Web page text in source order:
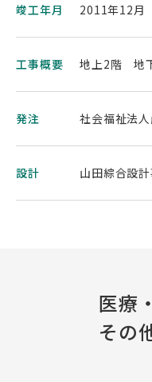
竣工年月 2011年12月
工事概要 地上2階 地
発注 社会福祉法
設計 山田綜合設
医療
その